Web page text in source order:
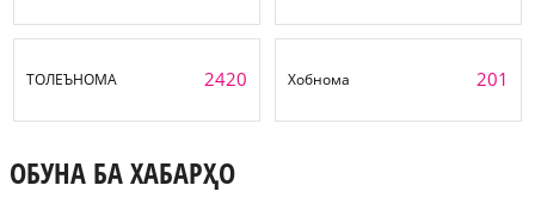
ТОЛЕЪНОМА 2420 Хобнома 201
ОБУНА БА ХАБАРҲО